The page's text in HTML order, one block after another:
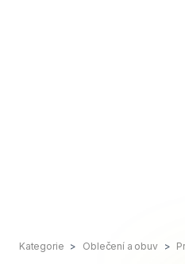
Kategorie Oblečení a obuv